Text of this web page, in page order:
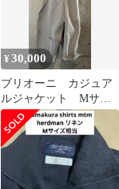
¥30,000
ブリオーニ カジュア
ルジャケット Mサイ
ズ ミディアムグレー
コットン